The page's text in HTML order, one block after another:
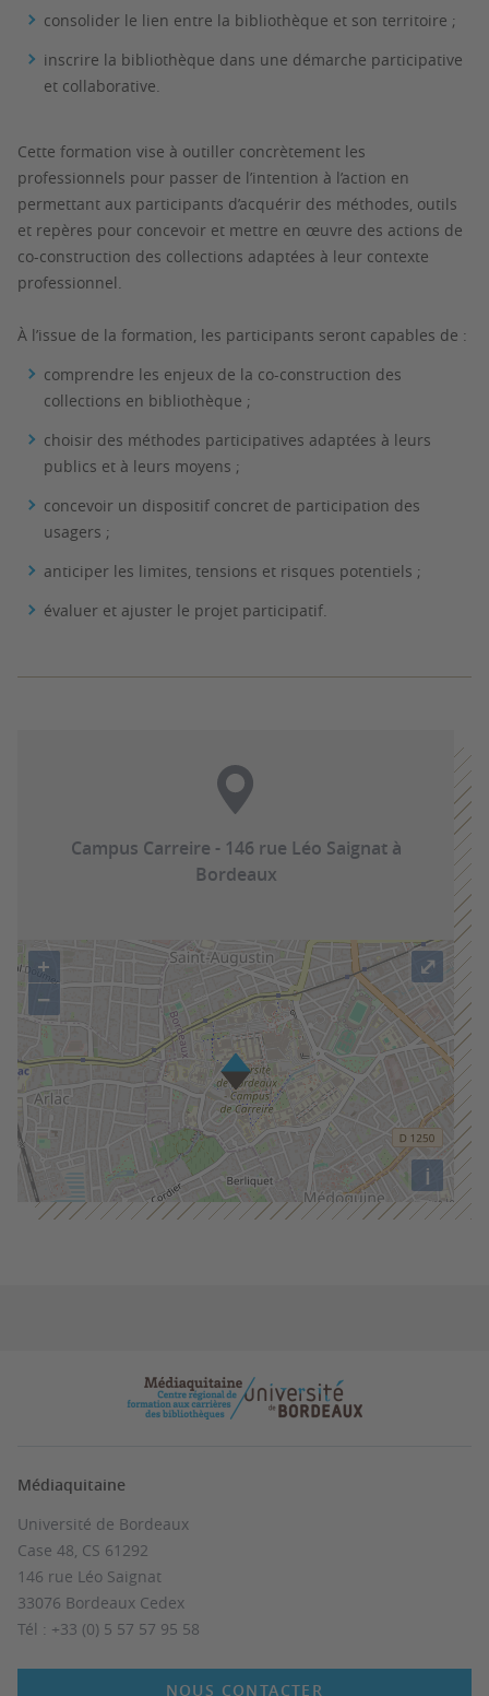
consolider le lien entre la bibliothèque et son territoire ;
inscrire la bibliothèque dans une démarche participative
et collaborative.
Cette formation vise à outiller concrètement les
professionnels pour passer de l’intention à l’action en
permettant aux participants d’acquérir des méthodes, outils
et repères pour concevoir et mettre en œuvre des actions de
co-construction des collections adaptées à leur contexte
professionnel.
À l’issue de la formation, les participants seront capables de :
comprendre les enjeux de la co-construction des
collections en bibliothèque ;
choisir des méthodes participatives adaptées à leurs
publics et à leurs moyens ;
concevoir un dispositif concret de participation des
usagers ;
anticiper les limites, tensions et risques potentiels ;
évaluer et ajuster le projet participatif.
Campus Carreire - 146 rue Léo Saignat à
Bordeaux
+
−
i
⤢
Médiaquitaine
Université de Bordeaux
Case 48, CS 61292
146 rue Léo Saignat
33076 Bordeaux Cedex
Tél : +33 (0) 5 57 57 95 58
NOUS CONTACTER